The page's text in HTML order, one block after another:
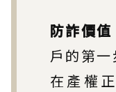
防詐價值
戶的第
在產權